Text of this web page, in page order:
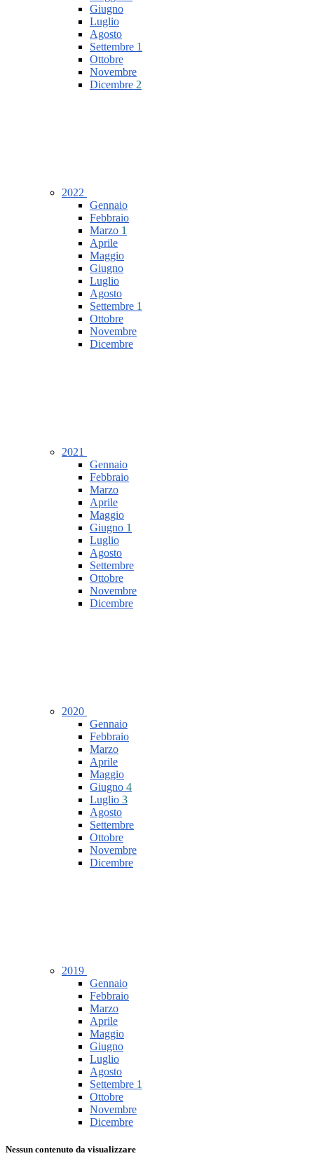
Giugno
Luglio
Agosto
Settembre 1
Ottobre
Novembre
Dicembre 2
2022
Gennaio
Febbraio
Marzo 1
Aprile
Maggio
Giugno
Luglio
Agosto
Settembre 1
Ottobre
Novembre
Dicembre
2021
Gennaio
Febbraio
Marzo
Aprile
Maggio
Giugno 1
Luglio
Agosto
Settembre
Ottobre
Novembre
Dicembre
2020
Gennaio
Febbraio
Marzo
Aprile
Maggio
Giugno 4
Luglio 3
Agosto
Settembre
Ottobre
Novembre
Dicembre
2019
Gennaio
Febbraio
Marzo
Aprile
Maggio
Giugno
Luglio
Agosto
Settembre 1
Ottobre
Novembre
Dicembre
Nessun contenuto da visualizzare